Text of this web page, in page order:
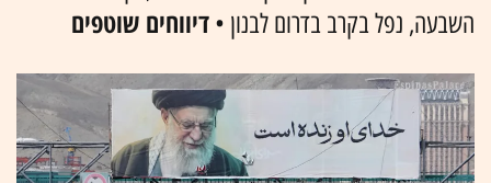
השבעה, נפל בקרב בדרום לבנון • דיווחים שוטפים